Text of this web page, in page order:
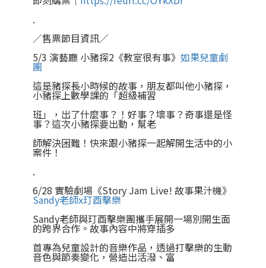
.
／售票節目資訊／
5/3 演藝廳 小豬探2《教室很有事》 如果兒童劇
團
這是豬探長小時候的故事，朋友都叫他小豬探，
小豬探上數學課的「超級補習
班」，出了什麼事？！好事？壞事？奇事還是怪
事？這次小豬探要出動，幫老
師解決困難！快來跟小豬探一起解開生活中的小
案件！
.
6/28 實驗劇場《Story Jam Live! 故事果汁機》
Sandy老師x玎酉擊樂
Sandy老師與玎酉擊樂團攜手展開一場別開生面
的跨界合作。故事內容中將穿插多
首專為兒童設計的音樂作品，透過打擊樂的生動
音色與節奏變化，營造出活潑、富